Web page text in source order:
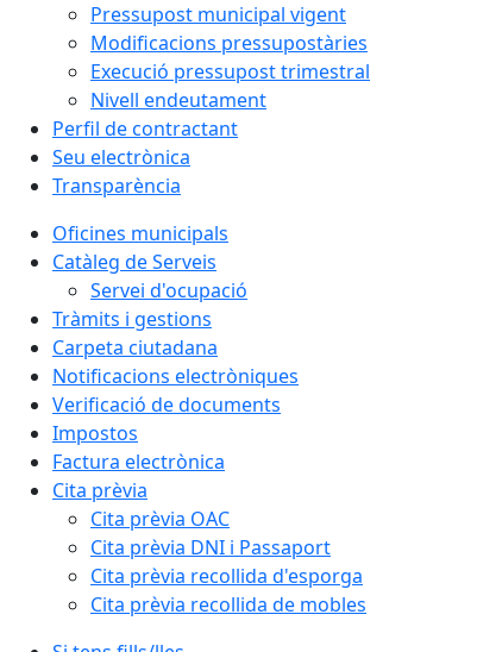
Pressupost municipal vigent
Modificacions pressupostàries
Execució pressupost trimestral
Nivell endeutament
Perfil de contractant
Seu electrònica
Transparència
Oficines municipals
Catàleg de Serveis
Servei d'ocupació
Tràmits i gestions
Carpeta ciutadana
Notificacions electròniques
Verificació de documents
Impostos
Factura electrònica
Cita prèvia
Cita prèvia OAC
Cita prèvia DNI i Passaport
Cita prèvia recollida d'esporga
Cita prèvia recollida de mobles